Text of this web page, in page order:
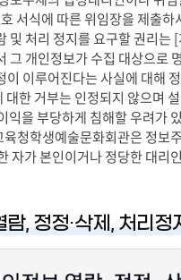
서식에 따른 위임장을 제출하
처리 정지를 요구할 권리는
개인정보가 수집 대상으로
이루어진다는 사실에 대해
대한 거부는 인정되지 않으며
익을 부당하게 침해할 우려가
청학생예술문화회관은 정보
자가 본인이거나 정당한 대리
, 정정·삭제, 처리